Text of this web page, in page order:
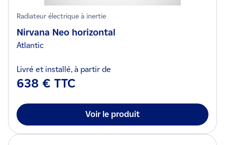
Radiateur électrique à inertie
Nirvana Neo horizontal
Atlantic
Livré et installé, à partir de
638 € TTC
Voir le produit